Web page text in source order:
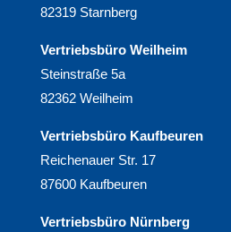
82319 Starnberg
Vertriebsbüro Weilheim
Steinstraße 5a
82362 Weilheim
Vertriebsbüro Kaufbeuren
Reichenauer Str. 17
87600 Kaufbeuren
Vertriebsbüro Nürnberg